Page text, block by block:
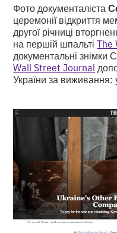
Фото документаліста
церемонії відкриття
другої річниці
на першій шпальтіThe
документальні знімки
Wall Street Journal
України за виживання: